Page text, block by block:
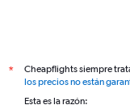
*
Cheapflights siempre
los precios no están
Esta es la razón: